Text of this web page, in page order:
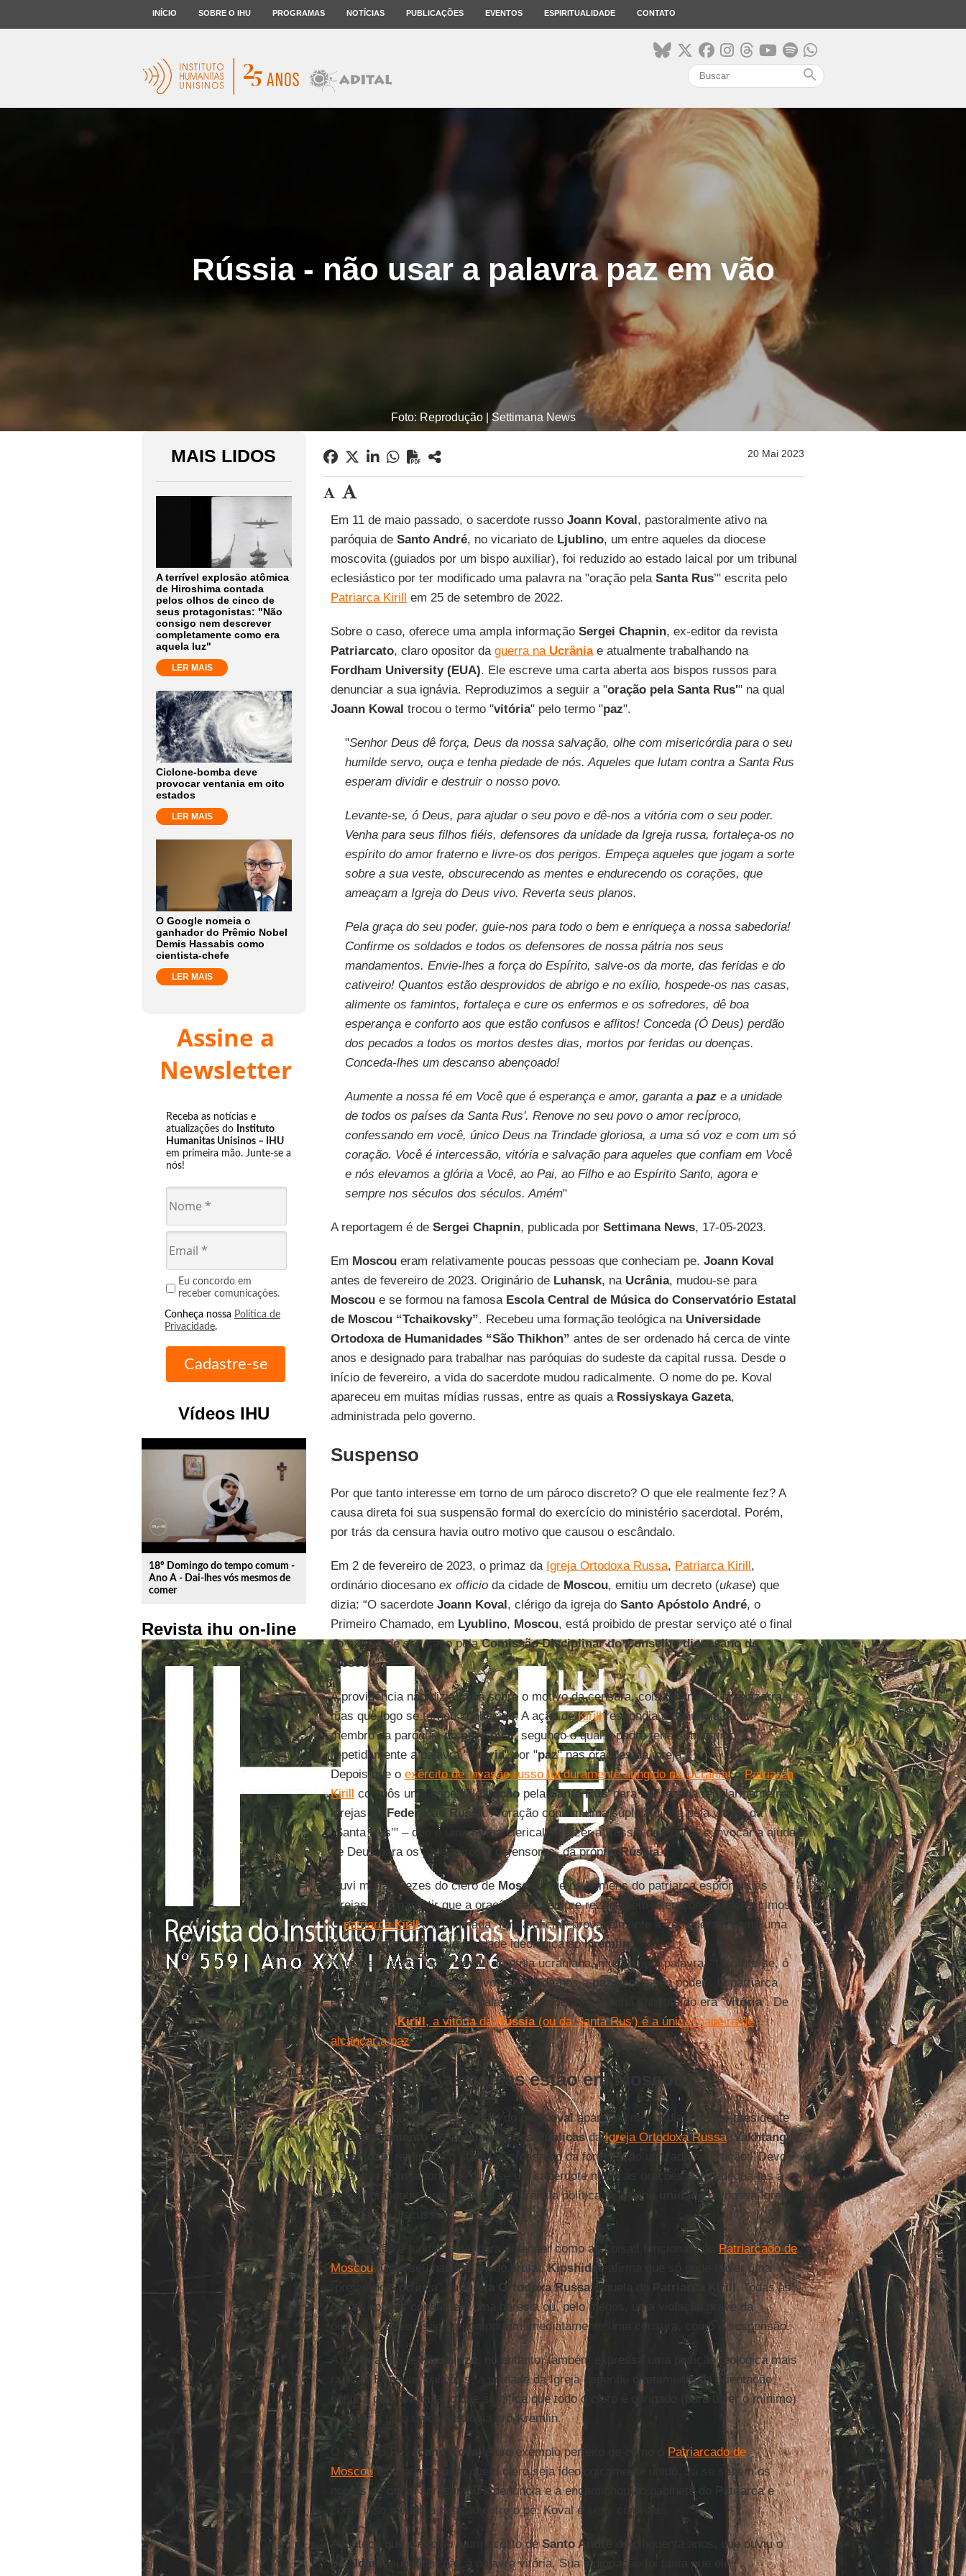
INÍCIO SOBRE O IHU PROGRAMAS NOTÍCIAS PUBLICAÇÕES EVENTOS ESPIRITUALIDADE CONTATO
search
Rússia - não usar a palavra paz em vão
Foto: Reprodução | Settimana News
MAIS LIDOS
A terrível explosão atômica
de Hiroshima contada
pelos olhos de cinco de
seus protagonistas: "Não
consigo nem descrever
completamente como era
aquela luz"
LER MAIS
Ciclone-bomba deve
provocar ventania em oito
estados
LER MAIS
O Google nomeia o
ganhador do Prêmio Nobel
Demis Hassabis como
cientista-chefe
LER MAIS
Assine a
Newsletter
Receba as notícias e
atualizações do Instituto
Humanitas Unisinos – IHU
em primeira mão. Junte-se a
nós!
Eu concordo em
receber comunicações.
Conheça nossa Política de
Privacidade.
Vídeos IHU
play_circle_outline
18º Domingo do tempo comum -
Ano A - Dai-lhes vós mesmos de
comer
Revista ihu on-line
20 Mai 2023
Em 11 de maio passado, o sacerdote russo Joann Koval, pastoralmente ativo na
paróquia de Santo André, no vicariato de Ljublino, um entre aqueles da diocese
moscovita (guiados por um bispo auxiliar), foi reduzido ao estado laical por um tribunal
eclesiástico por ter modificado uma palavra na "oração pela Santa Rus’" escrita pelo
Patriarca Kirill em 25 de setembro de 2022.
Sobre o caso, oferece uma ampla informação Sergei Chapnin, ex-editor da revista
Patriarcato, claro opositor da guerra na Ucrâniae atualmente trabalhando na
Fordham University (EUA). Ele escreve uma carta aberta aos bispos russos para
denunciar a sua ignávia. Reproduzimos a seguir a "oração pela Santa Rus'" na qual
Joann Kowal trocou o termo "vitória" pelo termo "paz".
"Senhor Deus dê força, Deus da nossa salvação, olhe com misericórdia para o seu
humilde servo, ouça e tenha piedade de nós. Aqueles que lutam contra a Santa Rus
esperam dividir e destruir o nosso povo.
Levante-se, ó Deus, para ajudar o seu povo e dê-nos a vitória com o seu poder.
Venha para seus filhos fiéis, defensores da unidade da Igreja russa, fortaleça-os no
espírito do amor fraterno e livre-os dos perigos. Empeça aqueles que jogam a sorte
sobre a sua veste, obscurecendo as mentes e endurecendo os corações, que
ameaçam a Igreja do Deus vivo. Reverta seus planos.
Pela graça do seu poder, guie-nos para todo o bem e enriqueça a nossa sabedoria!
Confirme os soldados e todos os defensores de nossa pátria nos seus
mandamentos. Envie-lhes a força do Espírito, salve-os da morte, das feridas e do
cativeiro! Quantos estão desprovidos de abrigo e no exílio, hospede-os nas casas,
alimente os famintos, fortaleça e cure os enfermos e os sofredores, dê boa
esperança e conforto aos que estão confusos e aflitos! Conceda (Ó Deus) perdão
dos pecados a todos os mortos destes dias, mortos por feridas ou doenças.
Conceda-lhes um descanso abençoado!
Aumente a nossa fé em Você que é esperança e amor, garanta a paze a unidade
de todos os países da Santa Rus'. Renove no seu povo o amor recíproco,
confessando em você, único Deus na Trindade gloriosa, a uma só voz e com um só
coração. Você é intercessão, vitória e salvação para aqueles que confiam em Você
e nós elevamos a glória a Você, ao Pai, ao Filho e ao Espírito Santo, agora e
sempre nos séculos dos séculos. Amém"
A reportagem é de Sergei Chapnin, publicada por Settimana News, 17-05-2023.
Em Moscoueram relativamente poucas pessoas que conheciam pe. Joann Koval
antes de fevereiro de 2023. Originário de Luhansk, na Ucrânia, mudou-se para
Moscoue se formou na famosa Escola Central de Música do Conservatório Estatal
de Moscou “Tchaikovsky”. Recebeu uma formação teológica na Universidade
Ortodoxa de Humanidades “São Thikhon” antes de ser ordenado há cerca de vinte
anos e designado para trabalhar nas paróquias do sudeste da capital russa. Desde o
início de fevereiro, a vida do sacerdote mudou radicalmente. O nome do pe. Koval
apareceu em muitas mídias russas, entre as quais a Rossiyskaya Gazeta,
administrada pelo governo.
Suspenso
Por que tanto interesse em torno de um pároco discreto? O que ele realmente fez? A
causa direta foi sua suspensão formal do exercício do ministério sacerdotal. Porém,
por trás da censura havia outro motivo que causou o escândalo.
Em 2 de fevereiro de 2023, o primaz da Igreja Ortodoxa Russa, Patriarca Kirill,
ordinário diocesanoex officioda cidade de Moscou, emitiu um decreto (ukase) que
dizia: “O sacerdote Joann Koval, clérigo da igreja do Santo Apóstolo André, o
Primeiro Chamado, em Lyublino, Moscou, está proibido de prestar serviço até o final
do exame de seu caso pelaComissão Disciplinar do Conselho diocesano de
Moscou".
A providência não dizia nada sobre o motivo da censura, coisa estranha, até bizarra,
mas que logo se tornou conhecido. A ação deKirillrespondia à denúncia de um
membro da paróquia dope. Koval, segundo o qual o padre teria substituído
repetidamente a palavra "vitória" por "paz" nas orações da igreja.
Depois que o exército de invasão russo foi duramente atingido na Ucrânia, oPatriarca
Kirill compôs uma especialOraçãopelaSanta Rus' para ser rezada regularmente nas
igrejas daFederação Russa. A oração contém uma súplica direta pela vitória da
"Santa Rus’" – que é uma forma clerical de dizer a Rússia de Putin ­– e invocar a ajuda
de Deus para os "guerreiros e defensores" da própriaRússia.
Ouvi muitas vezes do clero de Moscouque os homens do patriarca espionam as
igrejas para garantir que a oração seja sempre rezada sem alterações ou acréscimos.
Opatriarca Kirille a chamada "Igreja oficial" provavelmente a consideram como uma
forma de expressar sua lealdade ideológica aoKremlin.
Naquela oração, ope. Koval, de etnia ucraniana, mudou uma palavra: “Levante-se, ó
Deus, em socorro do seu povo e conceda-nos apazcom o seu poder". O patriarca
entrou em campo porque a palavra que o pe. Koval tinha substituído era “vitória”. De
acordo comKirill, a vitória daRússia(ou da Santa Rus') é a única maneira de
alcançar a paz.
É assim que as coisas estão em Moscou
Quando a notícia da suspensão do pe. Kovalapareceu nas mídias, o vice-presidente
doDepartamento de Comunicações Públicasda Igreja Ortodoxa Russa,Vakhtang
Kipshidze, reafirmou o status sacrossanto da formulação utilizada na oração: "Devo
dizer-vos com autoridade que, se um sacerdote muda as orações para adequá-las à
sua mentalidade, aspiração ou preferência política, a própria
unidadeda nossa Igreja
é posta em discussão".
A afirmação é fundamental para entender como as coisas funcionam no Patriarcado de
Moscou. Com seu habitual modo brutal,Kipshidzeafirma que só pode haver uma
"preferência política" naIgreja Ortodoxa Russa: aquela do Patriarca Kirill . Todas as
outras opções constituem uma heresia ou, pelo menos, uma violação grave da
disciplina eclesiástica e comportam imediatamente uma censura, como a suspensão.
A declaração deKipshidze
, no entanto, também expressa uma posição teológica mais
radical. Em suas palavras, a unidade da Igreja depende diretamente da orientação
política da hierarquia, o que significa que todo o clero é obrigado (para dizer o mínimo)
a aderir a uma única ideologia pró-Kremlin.
O caso do Pe. Joann Koval é um exemplo perfeito de como o Patriarcado de
Moscouestá agindo para que o clero seja ideologicamente unido. Já se sabem os
nomes de quem apresentou a denúncia e a encaminhou ao gabinete do Patriarca e
como isso mudou a relação entre o pe. Koval e seus coirmãos.
Acontece que o espião é um acólito deSanto André
de cinquenta anos, que ouviu o
pe. Joann
substituir paz à palavra vitória. Sua indignação foi tanta que ele